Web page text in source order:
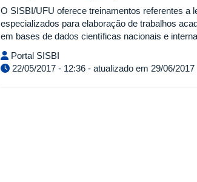
O SISBI/UFU oferece treinamentos referentes a
especializados para elaboração de trabalhos
em bases de dados científicas nacionais e
Portal SISBI
22/05/2017 - 12:36 - atualizado em 29/06/2017